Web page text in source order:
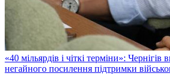
«40 мільярдів і чіткі терміни»:
негайного посилення підтримки